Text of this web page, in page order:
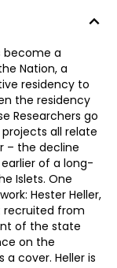
become a
Nation, a
residency to
the residency
Researchers go
all relate
– the decline
of a long-
Islets. One
Hester Heller,
recruited from
of the state
on the
a cover. Heller is